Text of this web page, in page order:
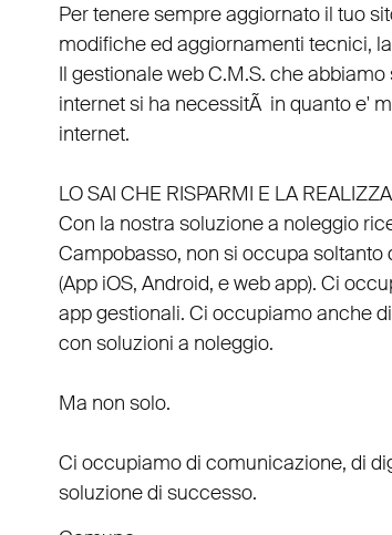
Per tenere sempre aggiornato il tuo
modifiche ed aggiornamenti tecnici,
Il gestionale web C.M.S. che abbiamo
internet si ha necessitÃ in quanto e'
internet.
LO SAI CHE RISPARMI E LA
Con la nostra soluzione a noleggio
Campobasso, non si occupa soltanto
(App iOS, Android, eweb app). Ci
app gestionali. Ci occupiamo anche di
con soluzioni a noleggio.
Ma non solo.
Ci occupiamo di comunicazione, di
soluzione di successo.